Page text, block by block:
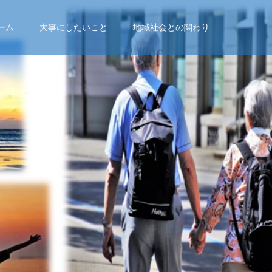
ム 大事にしたいこと 地域社会との関わり